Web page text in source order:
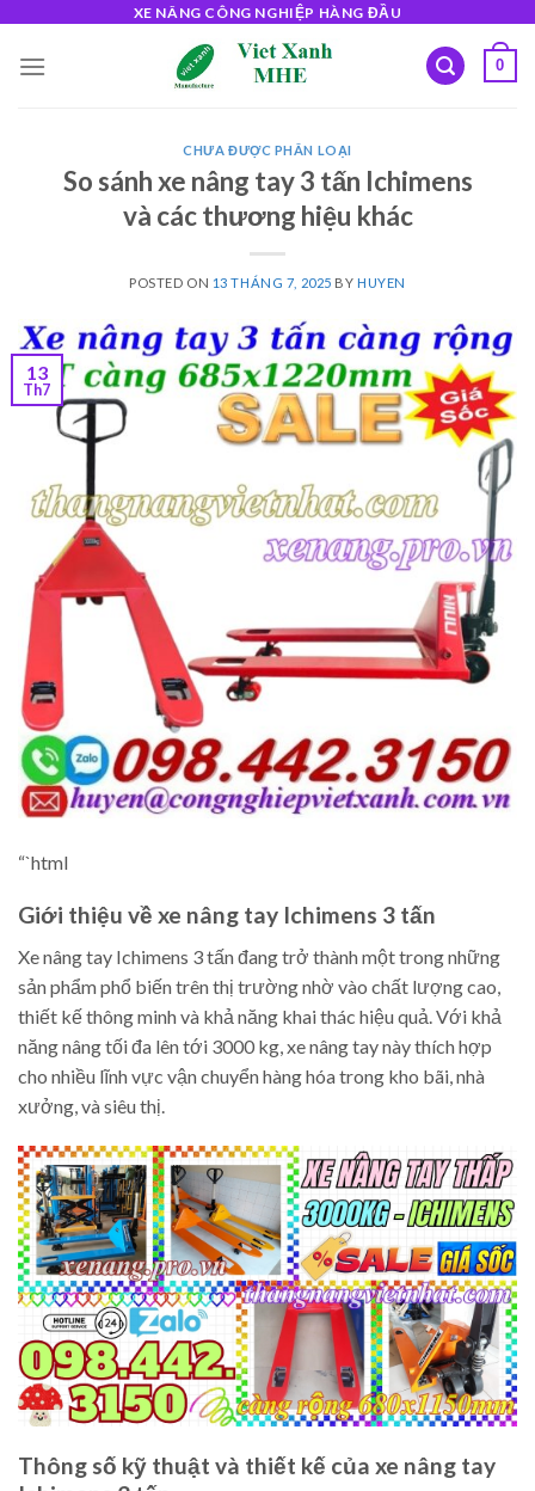
content
XE NÂNG CÔNG NGHIỆP HÀNG ĐẦU
0
CHƯA ĐƯỢC PHÂN LOẠI
So sánh xe nâng tay 3 tấn Ichimens
và các thương hiệu khác
POSTED ON 13 THÁNG 7, 2025 BY HUYEN
13
Th7
“`html
Giới thiệu về xe nâng tay Ichimens 3 tấn
Xe nâng tay Ichimens 3 tấn đang trở thành một trong những
sản phẩm phổ biến trên thị trường nhờ vào chất lượng cao,
thiết kế thông minh và khả năng khai thác hiệu quả. Với khả
năng nâng tối đa lên tới 3000 kg, xe nâng tay này thích hợp
cho nhiều lĩnh vực vận chuyển hàng hóa trong kho bãi, nhà
xưởng, và siêu thị.
Thông số kỹ thuật và thiết kế của xe nâng tay